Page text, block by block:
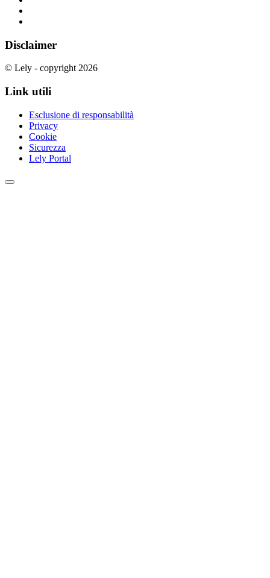
Disclaimer
© Lely - copyright 2026
Link utili
Esclusione di responsabilità
Privacy
Cookie
Sicurezza
Lely Portal